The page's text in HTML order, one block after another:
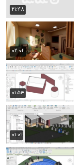
۲۱:۴۸
۰۲:۰۲
۰۱:۵۴
۰۱:۰۱